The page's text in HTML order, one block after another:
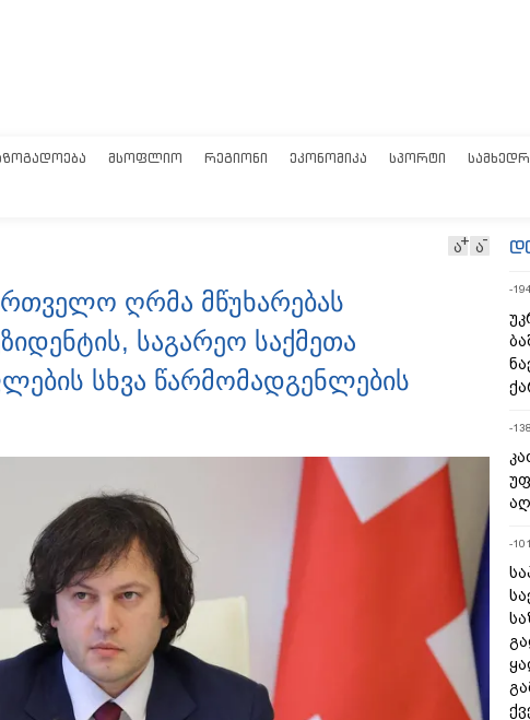
ᲛᲡᲝᲤᲚᲘᲝ ᲠᲔᲒᲘᲝᲜᲘ ᲔᲙᲝᲜᲝᲛᲘᲙᲐ ᲡᲞᲝᲠᲢᲘ
ა ა
ღრმა მწუხარებას
საგარეო საქმეთა
სხვა წარმომადგენლების
-
-
-